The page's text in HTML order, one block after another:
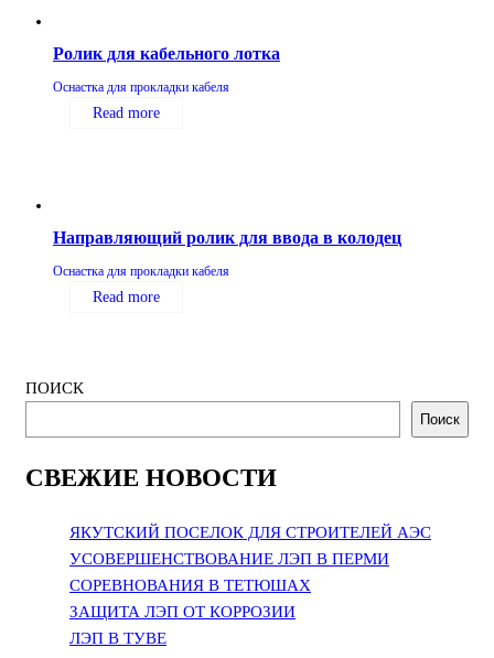
Ролик для кабельного лотка
Оснастка для прокладки кабеля
Read more
Направляющий ролик для ввода в колодец
Оснастка для прокладки кабеля
Read more
ПОИСК
Поиск
СВЕЖИЕ НОВОСТИ
ЯКУТСКИЙ ПОСЕЛОК ДЛЯ СТРОИТЕЛЕЙ АЭС
УСОВЕРШЕНСТВОВАНИЕ ЛЭП В ПЕРМИ
СОРЕВНОВАНИЯ В ТЕТЮШАХ
ЗАЩИТА ЛЭП ОТ КОРРОЗИИ
ЛЭП В ТУВЕ